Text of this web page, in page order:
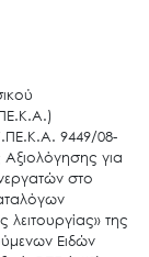
9449/08-
για
στο
λειτουργίας» της
Ειδών